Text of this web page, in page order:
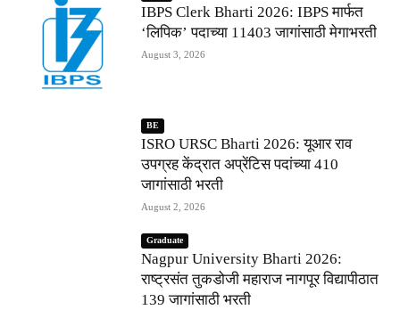
IBPS Clerk Bharti 2026: IBPS मार्फत
‘लिपिक’ पदाच्या 11403 जागांसाठी मेगाभरती
August 3, 2026
BE
ISRO URSC Bharti 2026: यूआर राव
उपग्रह केंद्रात अप्रेंटिस पदांच्या 410
जागांसाठी भरती
August 2, 2026
Graduate
Nagpur University Bharti 2026:
राष्ट्रसंत तुकडोजी महाराज नागपूर विद्यापीठात
139 जागांसाठी भरती